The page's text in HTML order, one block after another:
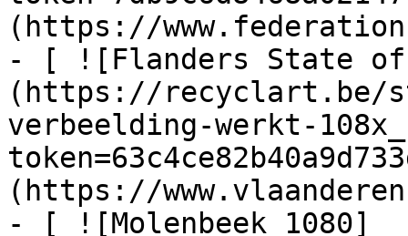
(https://
- [ ![Flanders State
(https://recyclart.be/
verbeelding-werkt-
(https://
- [ ![Molenbeek 1080]